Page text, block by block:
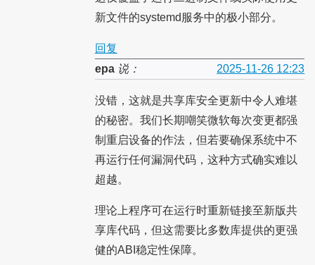
新文件的systemd服务中的极小部分。
回复
epa说： 2025-11-26 12:23
没错，这就是共享库安全更新中令人难堪
的秘密。我们长期嘲笑微软每次变更都强
制重启设备的作法，但若要确保系统中不
再运行任何漏洞代码，这种方式确实难以
超越。
理论上程序可在运行时重新链接至新版共
享库代码，但这需要比多数库提供的更强
健的ABI稳定性保障。